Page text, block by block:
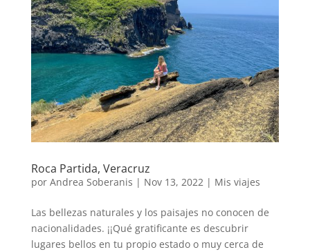
Roca Partida, Veracruz
por Andrea Soberanis | Nov 13, 2022 | Mis viajes
Las bellezas naturales y los paisajes no conocen de
nacionalidades. ¡¡Qué gratificante es descubrir
lugares bellos en tu propio estado o muy cerca de